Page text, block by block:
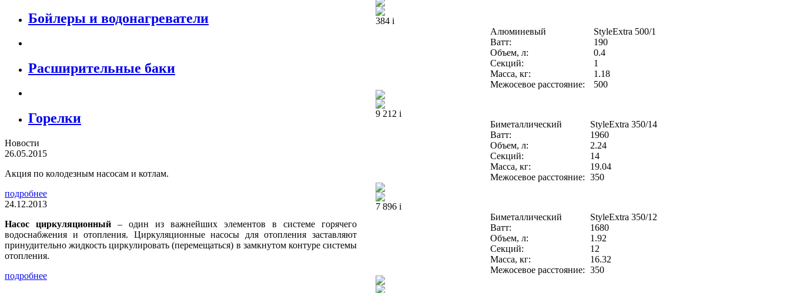
Бойлеры и водонагреватели
Расширительные баки
Горелки
Новости
26.05.2015
Акция по колодезным насосам и котлам.
подробнее
24.12.2013
Насос циркуляционный – один из важнейших элементов в системе горячего
водоснабжения и отопления. Циркуляционные насосы для отопления заставляют
принудительно жидкость циркулировать (перемещаться) в замкнутом контуре системы
отопления.
подробнее
384 i
Алюминевый
StyleExtra 500/1
Ватт:
190
Объем, л:
0.4
Секций:
1
Масса, кг:
1.18
Межосевое расстояние:
500
9 212 i
Биметаллический
StyleExtra 350/14
Ватт:
1960
Объем, л:
2.24
Секций:
14
Масса, кг:
19.04
Межосевое расстояние: 350
7 896 i
Биметаллический
StyleExtra 350/12
Ватт:
1680
Объем, л:
1.92
Секций:
12
Масса, кг:
16.32
Межосевое расстояние: 350